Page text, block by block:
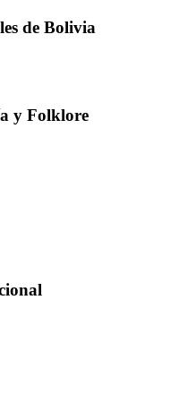
de Bolivia
y Folklore